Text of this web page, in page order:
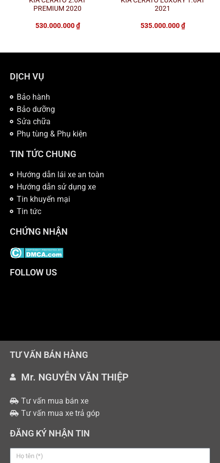
PREMIUM 2020
530.000.000₫
2021
535.000.000₫
DỊCH VỤ
Bảo hành
Bảo dưỡng
Sửa chữa
Phụ tùng & Phụ kiện
TIN TỨC CHUNG
Hướng dẫn lái xe an toàn
Hướng dẫn sử dụng xe
Tin khuyến mại
Tin tức
CHỨNG NHẬN
FOLLOW US
TƯ VẤN BÁN HÀNG
Mr. NGUYỄN VĂN THIỆP
Tư vấn mua bán xe
Tư vấn mua xe trả góp
ĐĂNG KÝ NHẬN TIN